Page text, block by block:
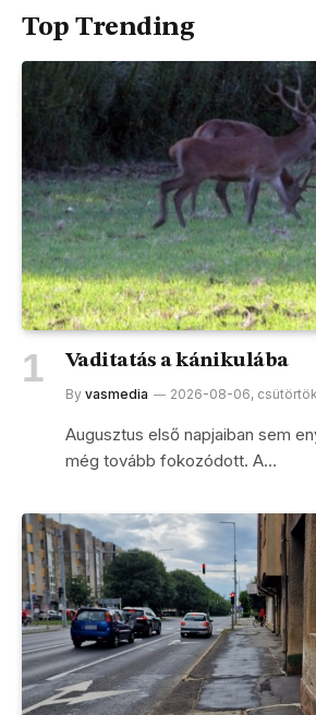
Top Trending
Vaditatás a kánikulába
By vasmedia 2026-08-06, csütörtök
Augusztus első napjaiban sem
még tovább fokozódott. A…